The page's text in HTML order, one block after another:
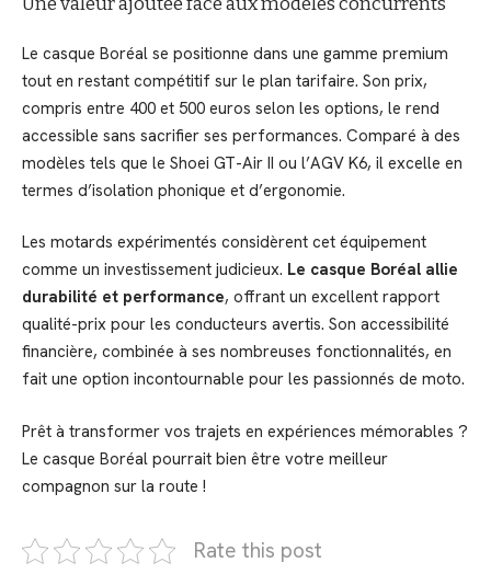
Le casque Boréal se positionne dans une gamme premium
tout en restant compétitif sur le plan tarifaire. Son prix,
compris entre 400 et 500 euros selon les options, le rend
accessible sans sacrifier ses performances. Comparé à des
modèles tels que le Shoei GT-Air II ou l’AGV K6, il excelle en
termes d’isolation phonique et d’ergonomie.
Les motards expérimentés considèrent cet équipement
comme un investissement judicieux. Le casque Boréal allie
durabilité et performance, offrant un excellent rapport
qualité-prix pour les conducteurs avertis. Son accessibilité
financière, combinée à ses nombreuses fonctionnalités, en
fait une option incontournable pour les passionnés de moto.
Prêt à transformer vos trajets en expériences mémorables ?
Le casque Boréal pourrait bien être votre meilleur
compagnon sur la route !
Rate this post